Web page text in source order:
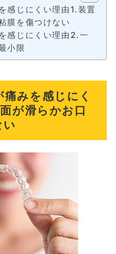
感じにくい理由1.装置
膜を傷つけない
感じにくい理由2.一
小限
みを感じにく
が滑らかお口
い